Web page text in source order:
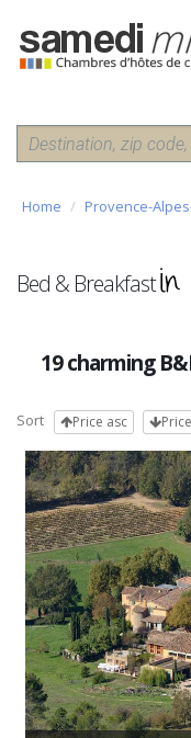
Home Provence-
Bed & Breakfast
19 charming
Sort Price asc